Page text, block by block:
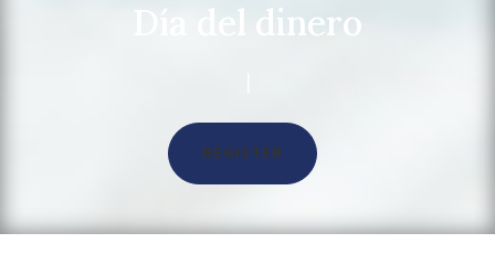
Día del dinero
REGISTER